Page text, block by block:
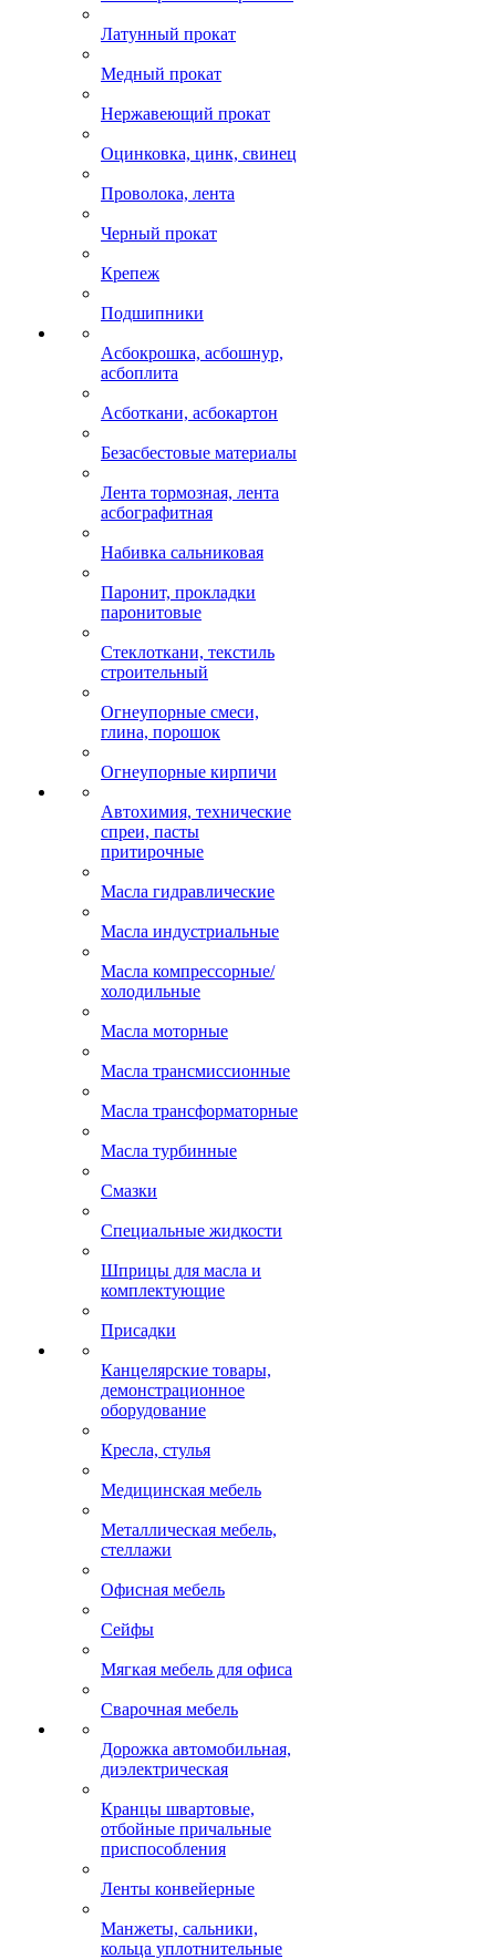
Латунный прокат
Медный прокат
Нержавеющий прокат
Оцинковка, цинк, свинец
Проволока, лента
Черный прокат
Крепеж
Подшипники
Асбокрошка, асбошнур,
асбоплита
Асботкани, асбокартон
Безасбестовые материалы
Лента тормозная, лента
асбографитная
Набивка сальниковая
Паронит, прокладки
паронитовые
Стеклоткани, текстиль
строительный
Огнеупорные смеси,
глина, порошок
Огнеупорные кирпичи
Автохимия, технические
спреи, пасты
притирочные
Масла гидравлические
Масла индустриальные
Масла компрессорные/
холодильные
Масла моторные
Масла трансмиссионные
Масла трансформаторные
Масла турбинные
Смазки
Специальные жидкости
Шприцы для масла и
комплектующие
Присадки
Канцелярские товары,
демонстрационное
оборудование
Кресла, стулья
Медицинская мебель
Металлическая мебель,
стеллажи
Офисная мебель
Сейфы
Мягкая мебель для офиса
Сварочная мебель
Дорожка автомобильная,
диэлектрическая
Кранцы швартовые,
отбойные причальные
приспособления
Ленты конвейерные
Манжеты, сальники,
кольца уплотнительные